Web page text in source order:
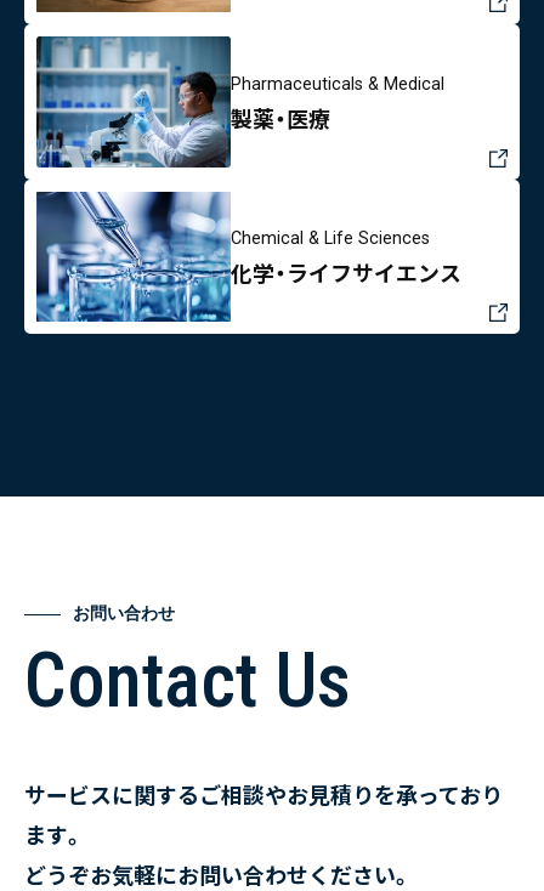
Pharmaceuticals & Medical
製薬・医療
Chemical & Life Sciences
化学・ライフサイエンス
お問い合わせ
Contact Us
サービスに関するご相談やお見積りを承っており
ます。
どうぞお気軽にお問い合わせください。